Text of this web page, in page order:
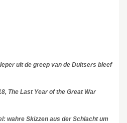
uit de greep van de Duitsers bleef
The Last Year of the Great War
wahre Skizzen aus der Schlacht um